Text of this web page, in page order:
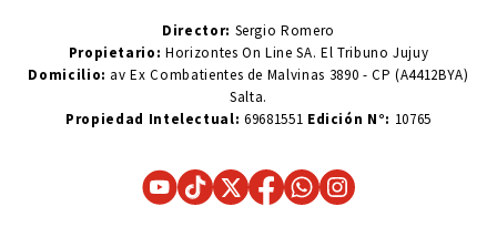
Director: Sergio Romero
Propietario:Horizontes On Line SA. El Tribuno Jujuy
Domicilio: av Ex Combatientes de Malvinas 3890 - CP (A4412BYA)
Salta.
Propiedad Intelectual: 69681551 Edición N°: 10765